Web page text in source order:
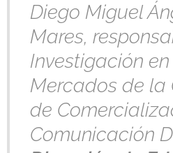
Diego Miguel
Mares,
Investigación
Mercados de la
de
Comunicación